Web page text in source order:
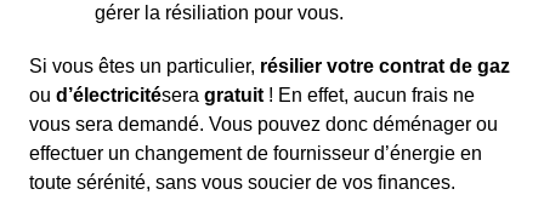
gérer la résiliation pour vous.
Si vous êtes un particulier, résilier votre contrat de gaz
ou d’électricitésera gratuit ! En effet, aucun frais ne
vous sera demandé. Vous pouvez donc déménager ou
effectuer un changement de fournisseur d’énergie en
toute sérénité, sans vous soucier de vos finances.